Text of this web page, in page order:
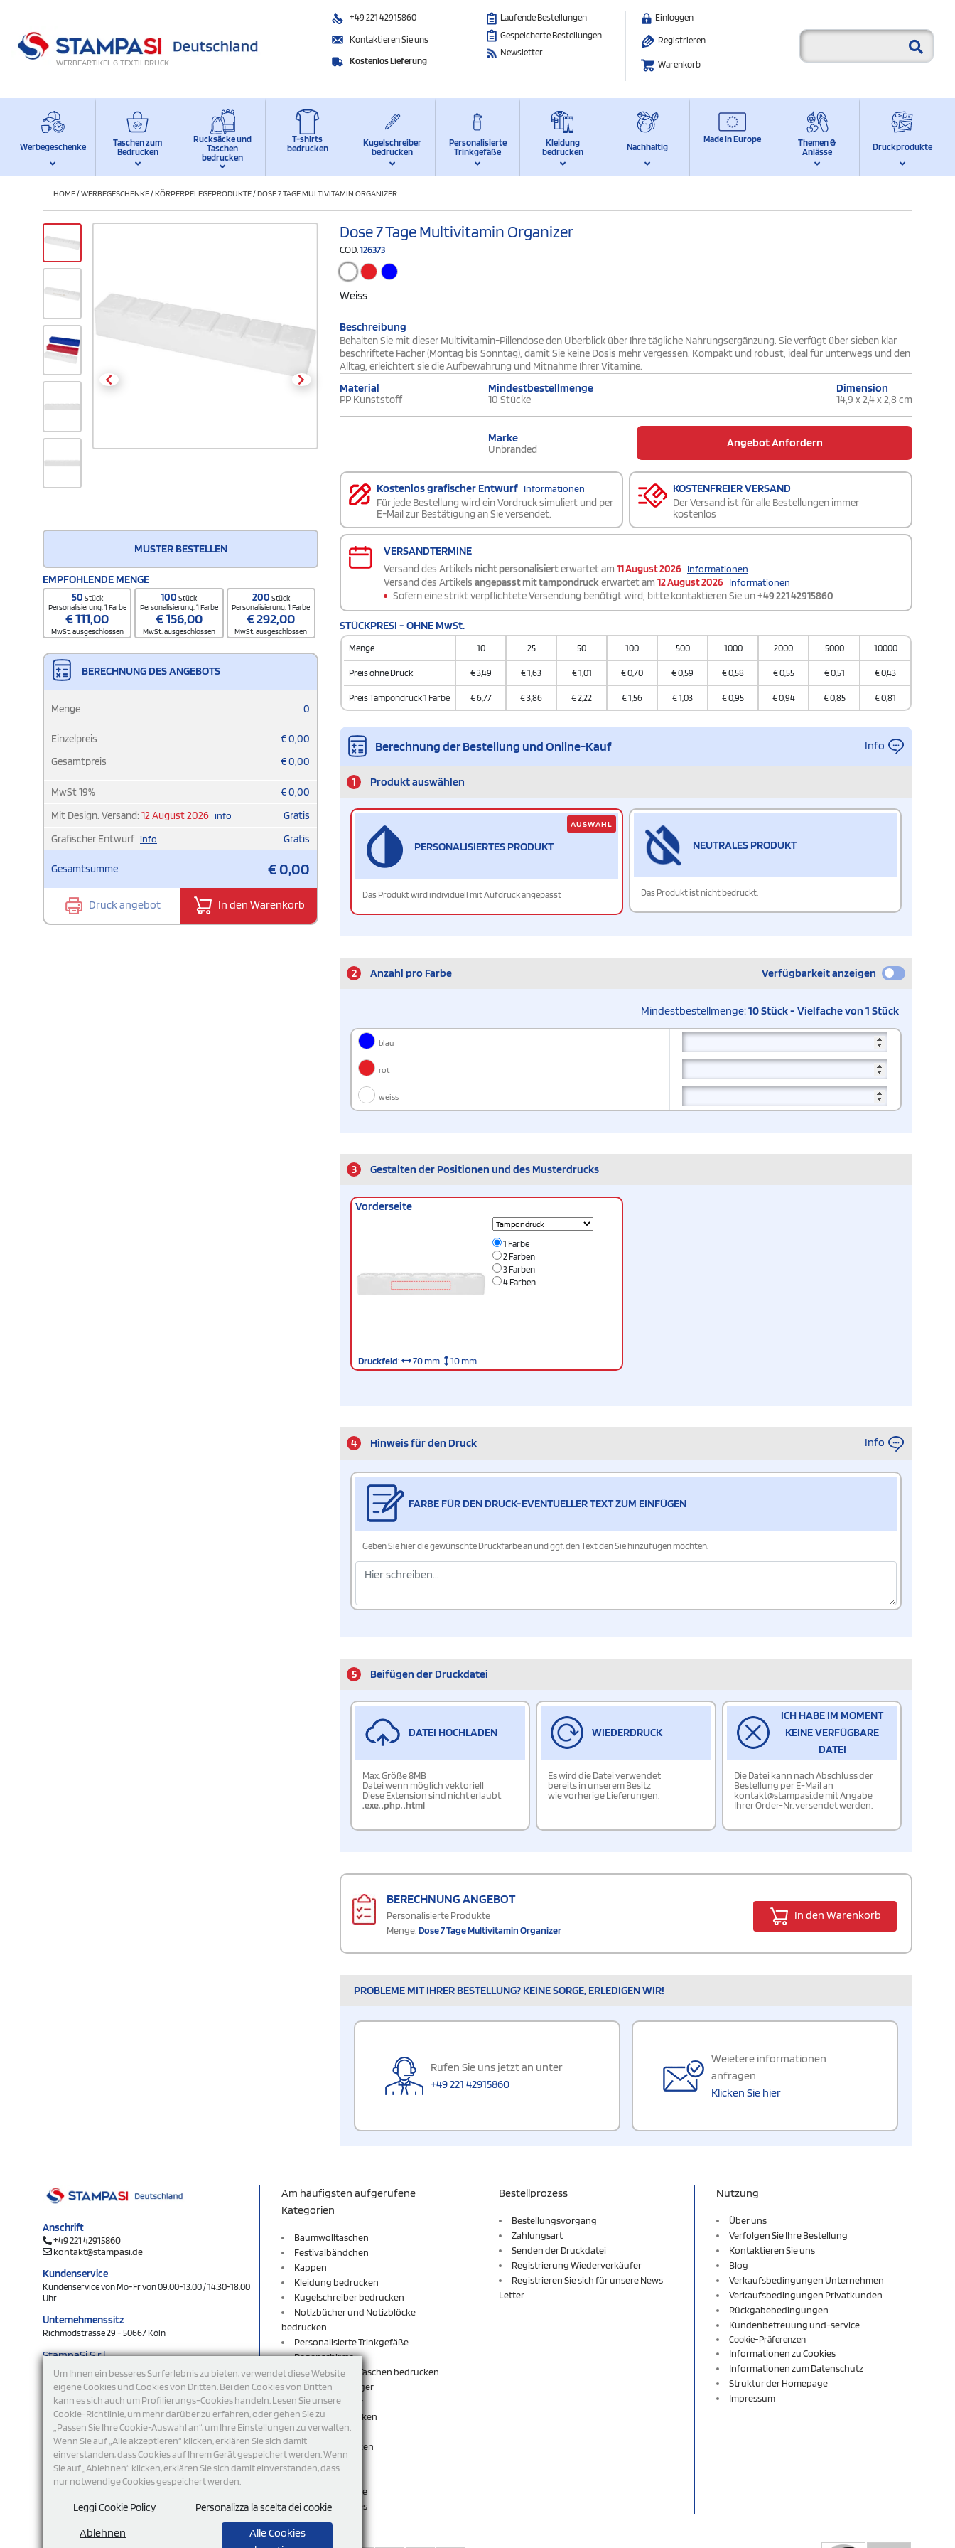
Um Ihnen ein besseres Surferlebnis zu bieten, verwendet diese Website
eigene Cookies und Cookies von Dritten. Bei den Cookies von Dritten
kann es sich auch um Profilierungs-Cookies handeln. Lesen Sie unsere
Cookie-Richtlinie, um mehr darüber zu erfahren, oder gehen Sie zu
„Passen Sie Ihre Cookie-Auswahl an“, um Ihre Einstellungen zu verwalten.
Wenn Sie auf „Alle akzeptieren“ klicken, erklären Sie sich damit
einverstanden, dass Cookies auf Ihrem Gerät gespeichert werden. Wenn
Sie auf „Ablehnen“ klicken, erklären Sie sich damit einverstanden, dass
nur notwendige Cookies gespeichert werden.
Leggi Cookie Policy Personalizza la scelta dei cookie
Ablehnen
Alle Cookies
WERBEARTIKEL & TEXTILDRUCK
+49 221 42915860
Kontaktieren Sie uns
Kostenlos Lieferung
Laufende Bestellungen
Gespeicherte Bestellungen
Newsletter
Einloggen
Registrieren
Warenkorb
Werbegeschenke
Taschen zum
Bedrucken
Rucksäcke und
Taschen
bedrucken
T-shirts
bedrucken
Kugelschreiber
bedrucken
Personalisierte
Trinkgefäße
Kleidung
bedrucken
Nachhaltig
Made in Europe
Themen &
Anlässe
Druckprodukte
HOME/WERBEGESCHENKE/KÖRPERPFLEGEPRODUKTE/DOSE 7 TAGE MULTIVITAMIN ORGANIZER
MUSTER BESTELLEN
EMPFOHLENDE MENGE
50 Stück
Personalisierung. 1 Farbe
€111,00
MwSt. ausgeschlossen
100Stück
Personalisierung. 1 Farbe
€156,00
MwSt. ausgeschlossen
200 Stück
Personalisierung. 1 Farbe
€292,00
MwSt. ausgeschlossen
BERECHNUNG DES ANGEBOTS
Menge 0
Einzelpreis €0,00
Gesamtpreis
€0,00
MwSt19% €0,00
Mit Design. Versand: 12 August 2026 info
Gratis
Grafischer Entwurf info Gratis
Gesamtsumme €0,00
Druck angebot In den Warenkorb
Dose 7 Tage Multivitamin Organizer
COD.126373
Weiss
Beschreibung
Behalten Sie mit dieser Multivitamin-Pillendose den Überblick über Ihre tägliche Nahrungsergänzung. Sie verfügt über sieben klar
beschriftete Fächer (Montag bis Sonntag), damit Sie keine Dosis mehr vergessen. Kompakt und robust, ideal für unterwegs und den
Alltag, erleichtert sie die Aufbewahrung und Mitnahme Ihrer Vitamine.
Material
PP Kunststoff
Mindestbestellmenge
10 Stücke
Dimension
14,9 x 2,4 x 2,8 cm
Marke
Unbranded Angebot Anfordern
Kostenlos grafischer Entwurf Informationen
Für jede Bestellung wird ein Vordruck simuliert und per
E-Mail zur Bestätigung an Sie versendet.
KOSTENFREIER VERSAND
Der Versand ist für alle Bestellungen immer
kostenlos
VERSANDTERMINE
Versand des Artikels nicht personalisierterwartet am 11 August 2026 Informationen
Versand des Artikels angepasst mit tampondruckerwartet am 12 August 2026 Informationen
Sofern eine strikt verpflichtete Versendung benötigt wird, bitte kontaktieren Sie un+49 221 42915860
STÜCKPRESI - OHNE MwSt.
Menge 10 25 50 100 500 1000 2000 5000 10000
Preis ohne Druck €3,49 €1,63 €1,01 €0,70 €0,59 €0,58 €0,55 €0,51 €0,43
Preis Tampondruck 1 Farbe €6,77 €3,86 €2,22 €1,56 €1,03 €0,95 €0,94 €0,85 €0,81
Berechnung der Bestellung und Online-Kauf Info
1 Produkt auswählen
PERSONALISIERTES PRODUKT
Das Produkt wird individuell mit Aufdruck angepasst
AUSWAHL
NEUTRALES PRODUKT
Das Produkt ist nicht bedruckt.
2 Anzahl pro Farbe Verfügbarkeit anzeigen
Mindestbestellmenge:10 Stück - Vielfache von 1 Stück
blau
rot
weiss
3 Gestalten der Positionen und des Musterdrucks
Vorderseite
1 Farbe
2 Farben
3 Farben
4 Farben
Druckfeld: 70 mm 10 mm
4 Hinweis für den Druck Info
FARBE FÜR DEN DRUCK-EVENTUELLER TEXT ZUM EINFÜGEN
Geben Sie hier die gewünschte Druckfarbe an und ggf. den Text den Sie hinzufügen möchten.
5 Beifügen der Druckdatei
DATEI HOCHLADEN
Max. Größe 8MB
Datei wenn möglich vektoriell
Diese Extension sind nicht erlaubt:
.exe,.php,.html
WIEDERDRUCK
Es wird die Datei verwendet
bereits in unserem Besitz
wie vorherige Lieferungen.
ICH HABE IM MOMENT
KEINE VERFÜGBARE
DATEI
Die Datei kann nach Abschluss der
Bestellung per E-Mail an
kontakt@stampasi.de mit Angabe
Ihrer Order-Nr. versendet werden.
BERECHNUNG ANGEBOT
Personalisierte Produkte
Menge:Dose 7 Tage Multivitamin Organizer
In den Warenkorb
PROBLEME MIT IHRER BESTELLUNG? KEINE SORGE, ERLEDIGEN WIR!
Rufen Sie uns jetzt an unter
+49 221 42915860
Weietere informationen
anfragen
Klicken Sie hier
Anschrift
+49 221 42915860
kontakt@stampasi.de
Kundenservice
Kundenservice von Mo-Fr von 09.00-13.00 / 14.30-18.00
Uhr
Unternehmenssitz
Richmodstrasse 29 - 50667 Köln
StampaSi S.r.l.
folgen Sie uns
Am häufigsten aufgerufene
Kategorien
Baumwolltaschen
Festivalbändchen
Kappen
Kleidung bedrucken
Kugelschreiber bedrucken
Notizbücher und Notizblöcke
bedrucken
Personalisierte Trinkgefäße
Regenschirme
Rucksäcke und Taschen bedrucken
Schlüsselanhänger
Schlüsselbänder
Shopper bedrucken
Sweatshirt
T-Shirts bedrucken
Turnbeutel
USB-Sticks
Werbegeschenke
Wohnaccessoires
Bestellprozess
Bestellungsvorgang
Zahlungsart
Senden der Druckdatei
Registrierung Wiederverkäufer
Registrieren Sie sich für unsere News
Letter
Nutzung
Über uns
Verfolgen Sie Ihre Bestellung
Kontaktieren Sie uns
Blog
Verkaufsbedingungen Unternehmen
Verkaufsbedingungen Privatkunden
Rückgabebedingungen
Kundenbetreuung und-service
Cookie-Präferenzen
Informationen zu Cookies
Informationen zum Datenschutz
Struktur der Homepage
Impressum